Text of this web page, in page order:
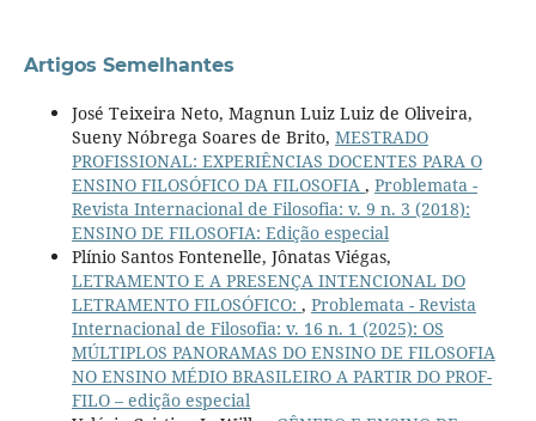
Artigos Semelhantes
José Teixeira Neto, Magnun Luiz Luiz de Oliveira,
Sueny Nóbrega Soares de Brito, MESTRADO
PROFISSIONAL: EXPERIÊNCIAS DOCENTES PARA O
ENSINO FILOSÓFICO DA FILOSOFIA , Problemata -
Revista Internacional de Filosofia: v. 9 n. 3 (2018):
ENSINO DE FILOSOFIA: Edição especial
Plínio Santos Fontenelle, Jônatas Viégas,
LETRAMENTO E A PRESENÇA INTENCIONAL DO
LETRAMENTO FILOSÓFICO: , Problemata - Revista
Internacional de Filosofia: v. 16 n. 1 (2025): OS
MÚLTIPLOS PANORAMAS DO ENSINO DE FILOSOFIA
NO ENSINO MÉDIO BRASILEIRO A PARTIR DO PROF-
FILO – edição especial